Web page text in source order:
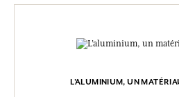
L’ALUMINIUM, UN